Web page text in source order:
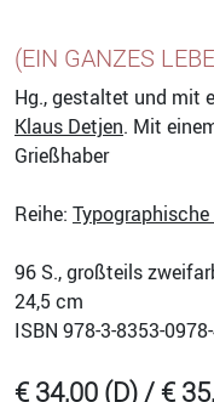
(EIN GANZES
Hg., gestaltet und mit
Klaus Detjen. Mit
Grießhaber
Reihe:
96 S., großteils
24,5 cm
ISBN 978-3-8353-
€ 34,00 (D) / €